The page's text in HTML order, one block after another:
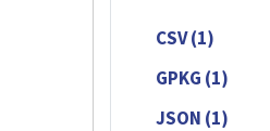
CSV (1)
GPKG (1)
JSON (1)